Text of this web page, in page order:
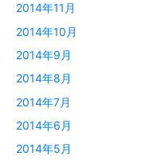
2014年11月
2014年10月
2014年9月
2014年8月
2014年7月
2014年6月
2014年5月